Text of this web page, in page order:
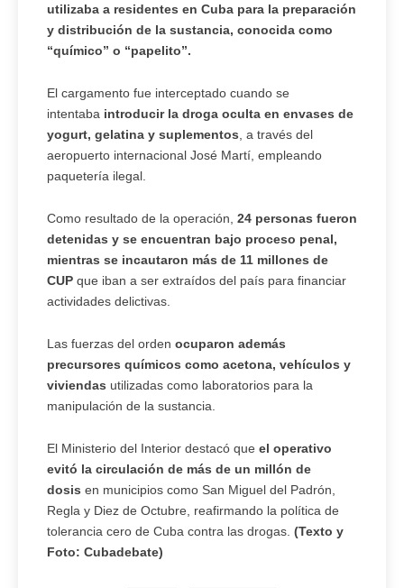
utilizaba a residentes en Cuba para la preparación
y distribución de la sustancia, conocida como
“químico” o “papelito”.
El cargamento fue interceptado cuando se
intentaba introducir la droga oculta en envases de
yogurt, gelatina y suplementos , a través del
aeropuerto internacional José Martí, empleando
paquetería ilegal.
Como resultado de la operación, 24 personas fueron
detenidas y se encuentran bajo proceso penal,
mientras se incautaron más de 11 millones de
CUP que iban a ser extraídos del país para financiar
actividades delictivas.
Las fuerzas del orden ocuparon además
precursores químicos como acetona, vehículos y
viviendas utilizadas como laboratorios para la
manipulación de la sustancia.
El Ministerio del Interior destacó que el operativo
evitó la circulación de más de un millón de
dosis en municipios como San Miguel del Padrón,
Regla y Diez de Octubre, reafirmando la política de
tolerancia cero de Cuba contra las drogas. (Texto y
Foto: Cubadebate)